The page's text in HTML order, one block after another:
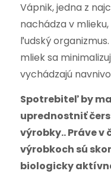
Vápnik, jedna z
nachádza v
ľudský
mliek sa
vychádzajú
Spotrebiteľ by
uprednostniť
výrobky.. Práve v
výrobkoch sú
biologicky